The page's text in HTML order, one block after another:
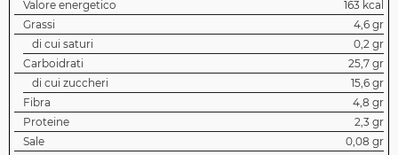
Valore energetico
163 kcal
Grassi
4,6 gr
di cui saturi
0,2 gr
Carboidrati
25,7 gr
di cui zuccheri
15,6 gr
Fibra
4,8 gr
Proteine
2,3 gr
Sale
0,08 gr